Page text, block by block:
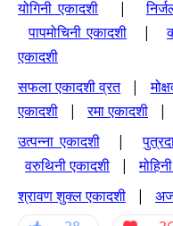
योगिनी एकादशी |
पापमोचिनी एकादशी |
एकादशी
सफला एकादशी व्रत|
एकादशी |रमा एकादशी
उत्पन्ना एकादशी|
वरुथिनी एकादशी |
श्रावण शुक्ल एकादशी |